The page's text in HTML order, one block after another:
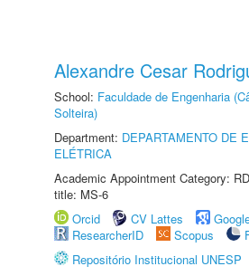
Alexandre Cesar
School: Faculdade de Engenharia
Solteira)
Department: DEPARTAMENTO DE
ELÉTRICA
Academic Appointment Category:
title: MS-6
Orcid
CV Lattes
ResearcherID
Scopus
Repositório Institucional UNESP